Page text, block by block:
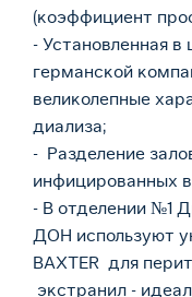
(коэффициент
- Установленная
германской
великолепные
диализа;
- Разделение
инфицированных
- В отделении №1
ДОН используют
BAXTER для
экстранил -